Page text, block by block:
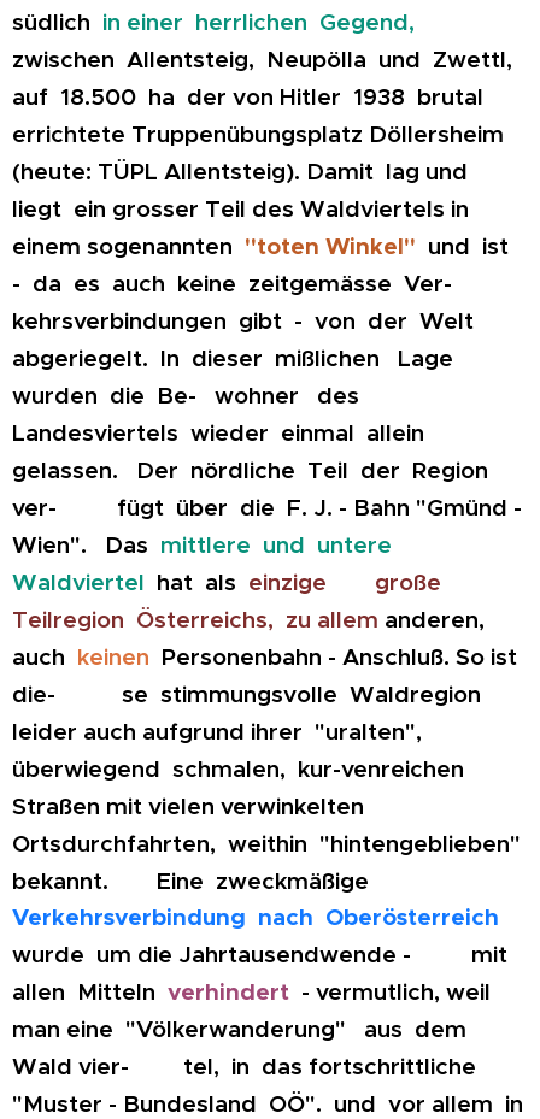
südlich in einer herrlichen Gegend,
zwischen Allentsteig, Neupölla und Zwettl,
auf 18.500 ha der von Hitler 1938 brutal
errichtete Truppenübungsplatz Döllersheim
(heute: TÜPL Allentsteig). Damit lag und
liegt ein grosser Teil des Waldviertels in
einem sogenannten "toten Winkel" und ist
- da es auch keine zeitgemässe Ver-
kehrsverbindungen gibt - von der Welt
abgeriegelt. In dieser mißlichen Lage
wurden die Be- wohner des
Landesviertels wieder einmal allein
gelassen. Der nördliche Teil der Region
ver- fügt über die F. J. - Bahn "Gmünd -
Wien". Das mittlere und untere
Waldviertel hat als einzige große
Teilregion Österreichs, zu allem anderen,
auch keinen Personenbahn - Anschluß. So ist
die- se stimmungsvolle Waldregion
leider auch aufgrund ihrer "uralten",
überwiegend schmalen, kur-venreichen
Straßen mit vielen verwinkelten
Ortsdurchfahrten, weithin "hintengeblieben"
bekannt. Eine zweckmäßige
Verkehrsverbindung nach Oberösterreich
wurde um die Jahrtausendwende - mit
allen Mitteln verhindert - vermutlich, weil
man eine "Völkerwanderung" aus dem
Wald vier- tel, in das fortschrittliche
"Muster - Bundesland OÖ". und vor allem in